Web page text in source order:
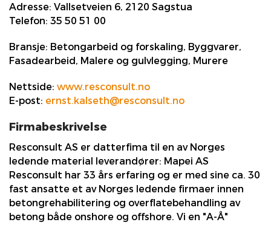
Adresse: Vallsetveien 6, 2120 Sagstua
Telefon: 35 50 51 00
Bransje: Betongarbeid og forskaling, Byggvarer,
Fasadearbeid, Malere og gulvlegging, Murere
Nettside: www.resconsult.no
E-post: ernst.kalseth@resconsult.no
Firmabeskrivelse
Resconsult AS er datterfima til en av Norges
ledende material leverandører: Mapei AS
Resconsult har 33 års erfaring og er med sine ca. 30
fast ansatte et av Norges ledende firmaer innen
betongrehabilitering og overflatebehandling av
betong både onshore og offshore. Vi en "A-Å"